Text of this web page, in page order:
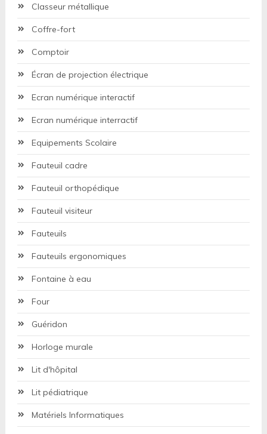
Classeur métallique
Coffre-fort
Comptoir
Écran de projection électrique
Ecran numérique interactif
Ecran numérique interractif
Equipements Scolaire
Fauteuil cadre
Fauteuil orthopédique
Fauteuil visiteur
Fauteuils
Fauteuils ergonomiques
Fontaine à eau
Four
Guéridon
Horloge murale
Lit d'hôpital
Lit pédiatrique
Matériels Informatiques